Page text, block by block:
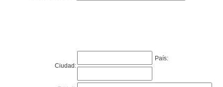
Ciudad:
País: